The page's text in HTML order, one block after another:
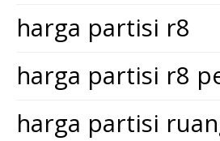
harga partisi r8
harga partisi r8
harga partisi